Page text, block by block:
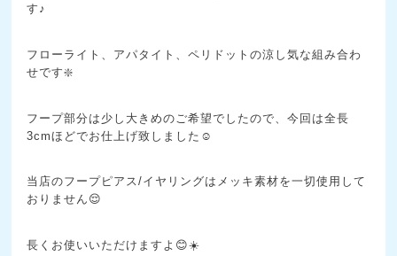
す♪
フローライト、アパタイト、ペリドットの涼し気な組み合わ
せです❇️
フープ部分は少し大きめのご希望でしたので、今回は全長
3cmほどでお仕上げ致しました☺️
当店のフープピアス/イヤリングはメッキ素材を一切使用して
おりません😌
長くお使いいただけますよ😊☀️